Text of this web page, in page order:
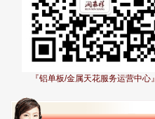
『铝单板/金属天花服务运营中心』